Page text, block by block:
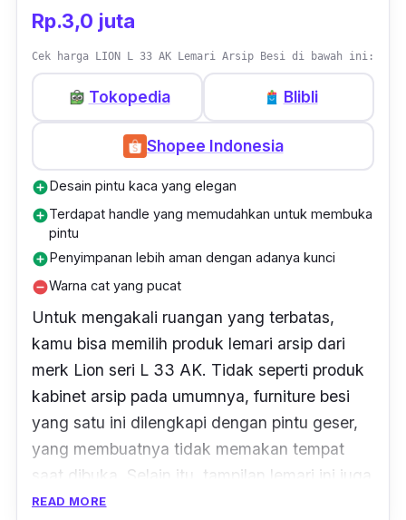
tersimpan tetap aman.
Dirancang dengan warna abu-abu yang
netral, menjadikan produk ini bisa
ditempatkan pada berbagai tema ruangan.
nya pun menggunakan teknik
powder coatingyang memiliki keunggulan
dapat membuat warna yang dihasilkan lebih
tebal dan ramah lingkungan.
Rp.3,0 juta
Cek harga LION L 33 AK Lemari Arsip Besi di bawah ini:
Tokopedia Blibli
Shopee Indonesia
add_circleDesain pintu kaca yang elegan
add_circleTerdapat handle yang memudahkan untuk membuka
pintu
add_circlePenyimpanan lebih aman dengan adanya kunci
remove_circleWarna cat yang pucat
Untuk mengakali ruangan yang terbatas,
kamu bisa memilih produk lemari arsip dari
merk Lion seri L 33 AK. Tidak seperti produk
kabinet arsip pada umumnya, furniture besi
yang satu ini dilengkapi dengan pintu geser,
yang membuatnya tidak memakan tempat
saat dibuka. Selain itu, tampilan lemari ini juga
semakin menarik, dengan adanya
READ MORE